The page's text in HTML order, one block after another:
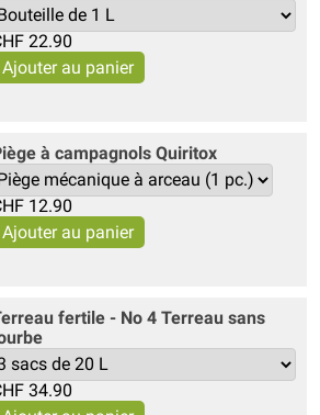
22.90
à campagnols Quiritox
12.90
fertile - No 4 Terreau sans
34.90